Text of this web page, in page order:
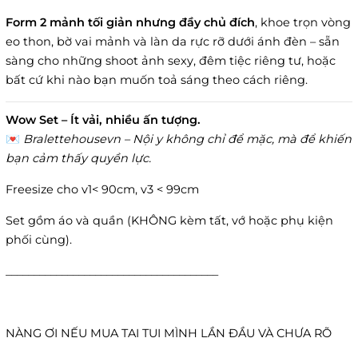
Form 2 mảnh tối giản nhưng đầy chủ đích, khoe trọn vòng
eo thon, bờ vai mảnh và làn da rực rỡ dưới ánh đèn – sẵn
sàng cho những shoot ảnh sexy, đêm tiệc riêng tư, hoặc
bất cứ khi nào bạn muốn toả sáng theo cách riêng.
Wow Set – Ít vải, nhiều ấn tượng.
💌 Bralettehousevn – Nội y không chỉ để mặc, mà để khiến
bạn cảm thấy quyền lực.
Freesize cho v1< 90cm, v3 < 99cm
Set gồm áo và quần (KHÔNG kèm tất, vớ hoặc phụ kiện
phối cùng).
NÀNG ƠI NẾU MUA TẠI TỤI MÌNH LẦN ĐẦU VÀ CHƯA RÕ